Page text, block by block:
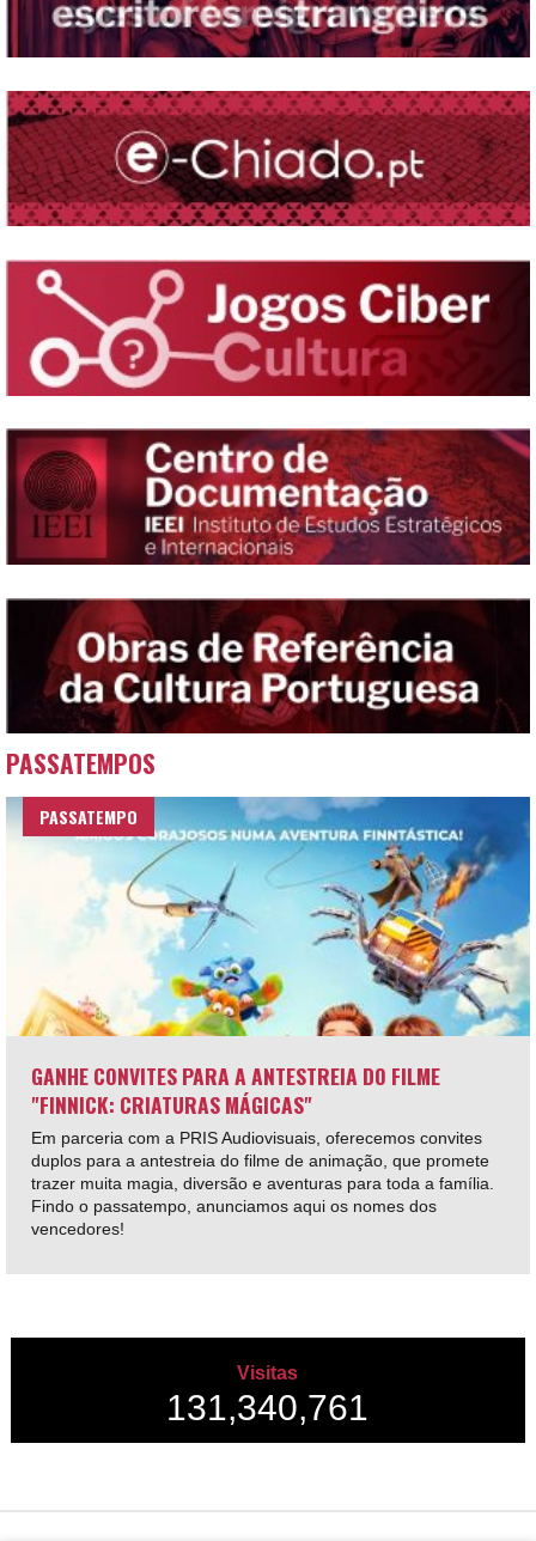
PASSATEMPOS
PASSATEMPO
GANHE CONVITES PARA A ANTESTREIA DO FILME
"FINNICK: CRIATURAS MÁGICAS"
Em parceria com a PRIS Audiovisuais, oferecemos convites
duplos para a antestreia do filme de animação, que promete
trazer muita magia, diversão e aventuras para toda a família.
Findo o passatempo, anunciamos aqui os nomes dos
vencedores!
Visitas
131,340,761